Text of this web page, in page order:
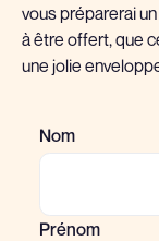
vous préparerai
à être offert, que
une jolie
Nom
Prénom